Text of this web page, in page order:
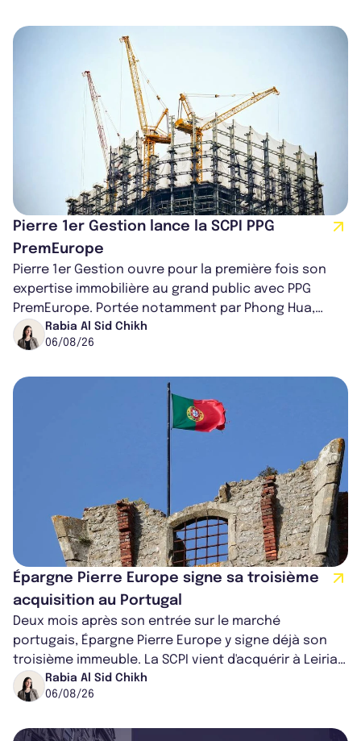
Pierre 1er Gestion lance la SCPI PPG
PremEurope
Pierre 1er Gestion ouvre pour la première fois son
expertise immobilière au grand public avec PPG
PremEurope. Portée notamment par Phong Hua,
ancien directeur des investissements d...
Rabia Al Sid Chikh
06/08/26
Épargne Pierre Europe signe sa troisième
acquisition au Portugal
Deux mois après son entrée sur le marché
portugais, Épargne Pierre Europe y signe déjà son
troisième immeuble. La SCPI vient d'acquérir à Leiria,
dans le centre du pays, un établis...
Rabia Al Sid Chikh
06/08/26